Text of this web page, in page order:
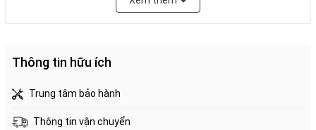
cụm đèn pha LED Crystal Block
Thông tin hữu ích
Trung tâm bảo hành
Thông tin vận chuyển